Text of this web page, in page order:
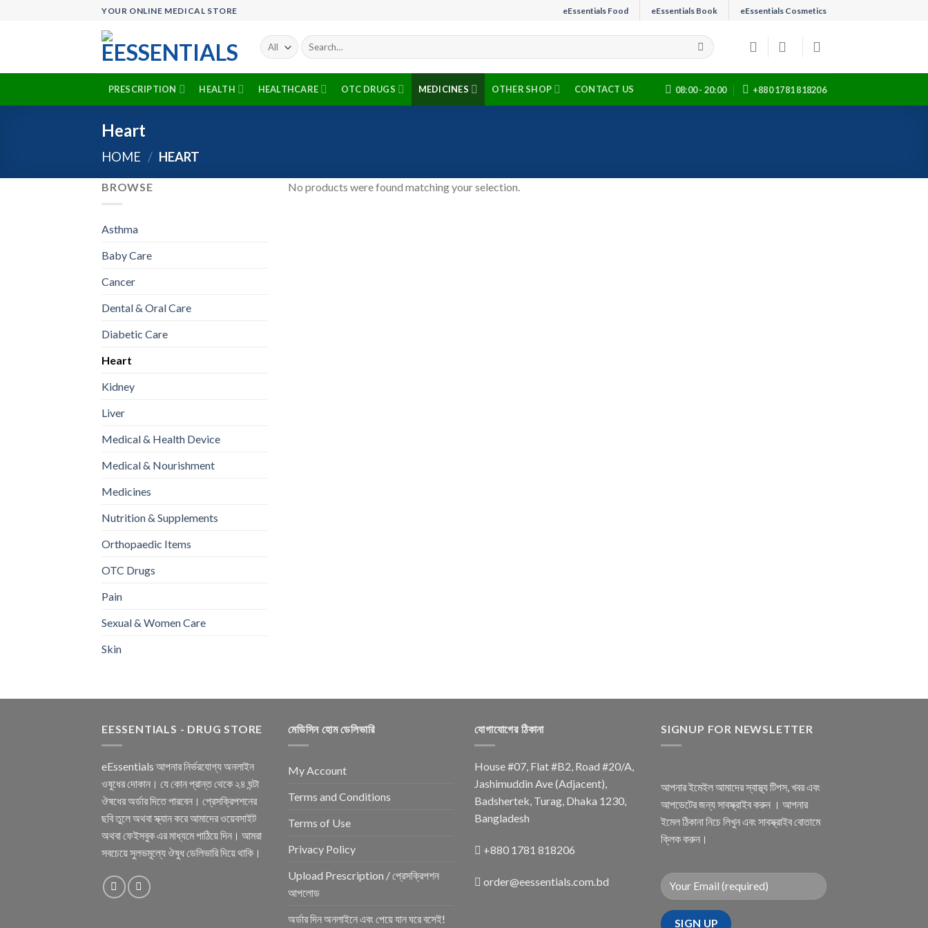
YOUR ONLINE MEDICAL STORE eEssentials Food eEssentials Book eEssentials Cosmetics
Search
for:
PRESCRIPTION HEALTH HEALTHCARE OTC DRUGS MEDICINES OTHER SHOP CONTACT US 08:00 - 20:00 +880 1781 818206
Heart
HOME / HEART
BROWSE
Asthma
Baby Care
Cancer
Dental & Oral Care
Diabetic Care
Heart
Kidney
Liver
Medical & Health Device
Medical & Nourishment
Medicines
Nutrition & Supplements
Orthopaedic Items
OTC Drugs
Pain
Sexual & Women Care
Skin
No products were found matching your selection.
EESSENTIALS - DRUG STORE
eEssentials আপনার নির্ভরযোগ্য অনলাইন
ওষুধের দোকান। যে কোন প্রান্ত থেকে ২৪ ঘন্টা
ঔষধের অর্ডার দিতে পারবেন। প্রেসক্রিপশনের
ছবি তুলে অথবা স্ক্যান করে আমাদের ওয়েবসাইট
অথবা ফেইসবুক এর মাধ্যমে পাঠিয়ে দিন। আমরা
সবচেয়ে সুলভমূল্যে ঔষুধ ডেলিভারি দিয়ে থাকি।
মেডিসিন হোম ডেলিভারি
My Account
Terms and Conditions
Terms of Use
Privacy Policy
Upload Prescription / প্রেসক্রিপশন
আপলোড
অর্ডার দিন অনলাইনে এবং পেয়ে যান ঘরে বসেই!
যোগাযোগের ঠিকানা
House #07, Flat #B2, Road #20/A,
Jashimuddin Ave (Adjacent),
Badshertek, Turag, Dhaka 1230,
Bangladesh
+880 1781 818206
order@eessentials.com.bd
SIGNUP FOR NEWSLETTER
আপনার ইমেইল আমাদের স্বাস্থ্য টিপস, খবর এবং
আপডেটের জন্য সাবস্ক্রাইব করুন । আপনার
ইমেল ঠিকানা নিচে লিখুন এবং সাবস্ক্রাইব বোতামে
ক্লিক করুন।